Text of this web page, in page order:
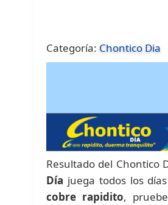
Categoría: Chontico Dia
Resultado del Chontico
Día juega todos los
cobre rapidito,